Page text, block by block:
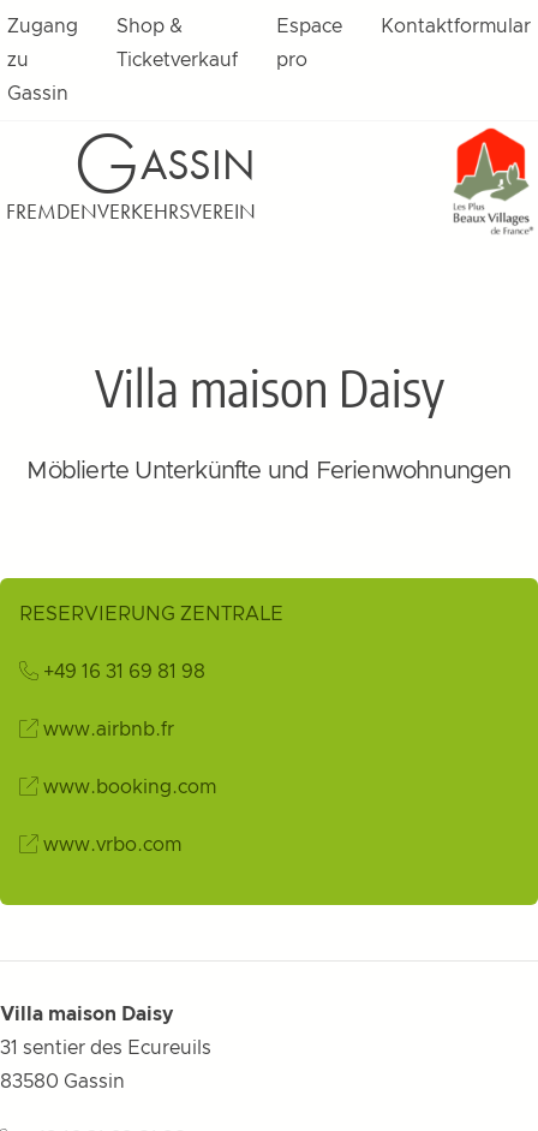
Zugang
zu
Gassin
Shop &
Ticketverkauf
Espace
pro
Kontaktformular
GASSIN
FREMDENVERKEHRSVEREIN
Villa maison Daisy
Möblierte Unterkünfte und Ferienwohnungen
RESERVIERUNG ZENTRALE
+49 16 31 69 81 98
www.airbnb.fr
www.booking.com
www.vrbo.com
Villa maison Daisy
31 sentier des Ecureuils
83580 Gassin